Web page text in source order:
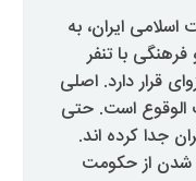
ایران، به
با تنفر
قرار دارد. اصلی
الوقوع است. حتی
جدا کرده اند.
شدن از حکومت